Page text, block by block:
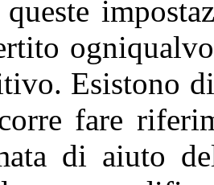
Esistono
fare
di aiuto